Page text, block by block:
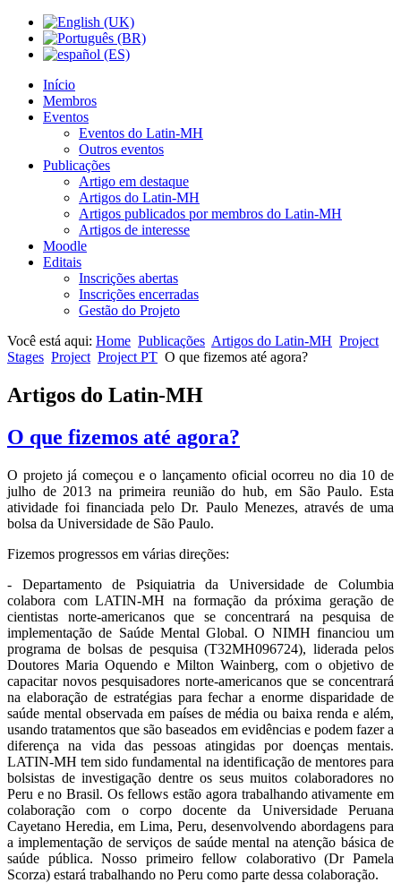
Início
Membros
Eventos
Eventos do Latin-MH
Outros eventos
Publicações
Artigo em destaque
Artigos do Latin-MH
Artigos publicados por membros do Latin-MH
Artigos de interesse
Moodle
Editais
Inscrições abertas
Inscrições encerradas
Gestão do Projeto
Você está aqui: Home Publicações Artigos do Latin-MH Project
Stages Project Project PT O que fizemos até agora?
Artigos do Latin-MH
O que fizemos até agora?
O projeto já começou e o lançamento oficial ocorreu no dia 10 de
julho de 2013 na primeira reunião do hub, em São Paulo. Esta
atividade foi financiada pelo Dr. Paulo Menezes, através de uma
bolsa da Universidade de São Paulo.
Fizemos progressos em várias direções:
- Departamento de Psiquiatria da Universidade de Columbia
colabora com LATIN-MH na formação da próxima geração de
cientistas norte-americanos que se concentrará na pesquisa de
implementação de Saúde Mental Global. O NIMH financiou um
programa de bolsas de pesquisa (T32MH096724), liderada pelos
Doutores Maria Oquendo e Milton Wainberg, com o objetivo de
capacitar novos pesquisadores norte-americanos que se concentrará
na elaboração de estratégias para fechar a enorme disparidade de
saúde mental observada em países de média ou baixa renda e além,
usando tratamentos que são baseados em evidências e podem fazer a
diferença na vida das pessoas atingidas por doenças mentais.
LATIN-MH tem sido fundamental na identificação de mentores para
bolsistas de investigação dentre os seus muitos colaboradores no
Peru e no Brasil. Os fellows estão agora trabalhando ativamente em
colaboração com o corpo docente da Universidade Peruana
Cayetano Heredia, em Lima, Peru, desenvolvendo abordagens para
a implementação de serviços de saúde mental na atenção básica de
saúde pública. Nosso primeiro fellow colaborativo (Dr Pamela
Scorza) estará trabalhando no Peru como parte dessa colaboração.